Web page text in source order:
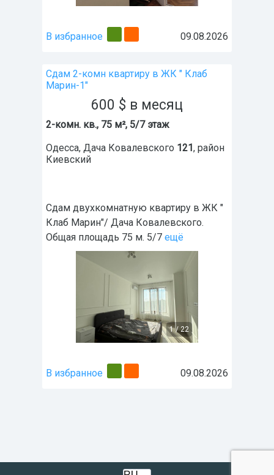
В избранное 09.08.2026
Сдам 2-комн квартиру в ЖК " Клаб
Марин-1"
600 $ в месяц
2-комн. кв., 75 м², 5/7 этаж
Одесса, Дача Ковалевского 121, район
Киевский
Сдам двухкомнатную квартиру в ЖК "
Клаб Марин"/ Дача Ковалевского.
Общая площадь 75 м. 5/7 ещё
1/22
В избранное 09.08.2026